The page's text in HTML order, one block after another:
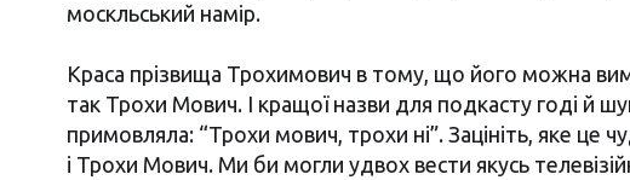
москльський намір.
Краса прізвища Трохимович в тому, що його можна
так Трохи Мович. І кращої назви для подкасту годі й
примовляла: “Трохи мович, трохи ні”. Зацініть, яке
і Трохи Мович. Ми би могли удвох вести якусь